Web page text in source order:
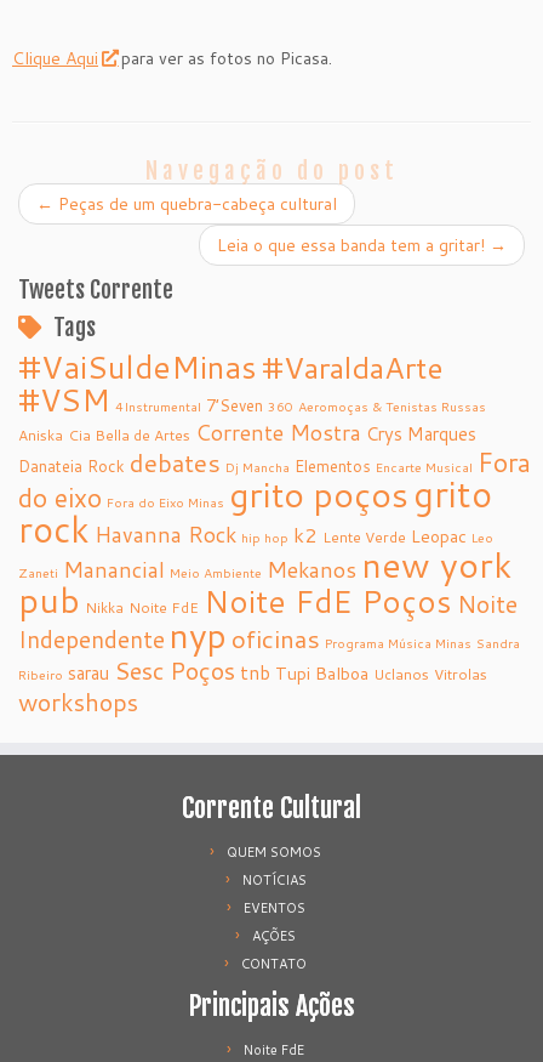
Clique Aqui para ver as fotos no Picasa.
Navegação do post
← Peças de um quebra-cabeça cultural
Leia o que essa banda tem a gritar! →
Tweets Corrente
Tags
#VaiSuldeMinas #VaraldaArte
#VSM 4Instrumental 7’Seven 360 Aeromoças & Tenistas Russas
Aniska Cia Bella de Artes Corrente Mostra Crys Marques
Danateia Rock debates Dj Mancha Elementos Encarte Musical Fora
do eixo Fora do Eixo Minas grito poçosgrito
rock Havanna Rock hip hop k2 Lente Verde Leopac Leo
Zaneti Manancial Meio Ambiente Mekanos new york
pub Nikka Noite FdE Noite FdE Poços Noite
Independente nyp oficinas Programa Música Minas Sandra
Ribeiro sarau Sesc Poços tnb Tupi Balboa Uclanos Vitrolas
workshops
Corrente Cultural
QUEM SOMOS
NOTÍCIAS
EVENTOS
AÇÕES
CONTATO
Principais Ações
Noite FdE